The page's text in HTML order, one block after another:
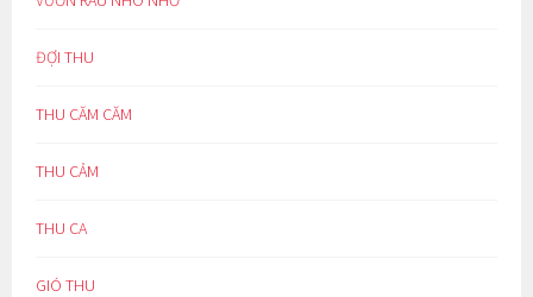
ĐỢI THU
THU CĂM CĂM
THU CẢM
THU CA
GIÓ THU